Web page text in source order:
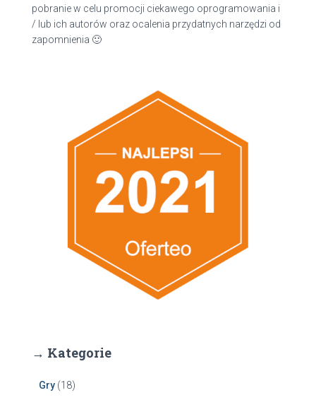
pobranie w celu promocji ciekawego oprogramowania i
/ lub ich autorów oraz ocalenia przydatnych narzędzi od
zapomnienia 🙂
→ Kategorie
Gry (18)